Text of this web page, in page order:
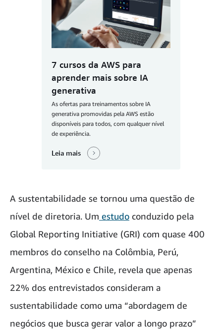
7 cursos da AWS para
aprender mais sobre IA
generativa
As ofertas para treinamentos sobre IA
generativa promovidas pela AWS estão
disponíveis para todos, com qualquer nível
de experiência.
Leia mais
A sustentabilidade se tornou uma questão de
nível de diretoria. Um estudo conduzido pela
Global Reporting Initiative (GRI) com quase 400
membros do conselho na Colômbia, Perú,
Argentina, México e Chile, revela que apenas
22% dos entrevistados consideram a
sustentabilidade como uma “abordagem de
negócios que busca gerar valor a longo prazo”